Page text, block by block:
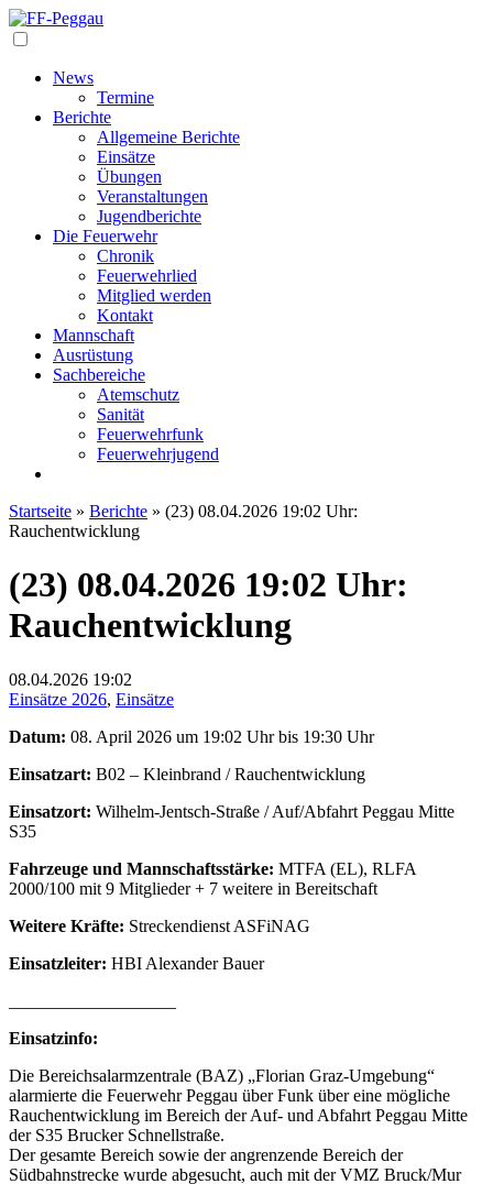
News
Termine
Berichte
Allgemeine Berichte
Einsätze
Übungen
Veranstaltungen
Jugendberichte
Die Feuerwehr
Chronik
Feuerwehrlied
Mitglied werden
Kontakt
Mannschaft
Ausrüstung
Sachbereiche
Atemschutz
Sanität
Feuerwehrfunk
Feuerwehrjugend
Startseite » Berichte » (23) 08.04.2026 19:02 Uhr:
Rauchentwicklung
(23) 08.04.2026 19:02 Uhr:
Rauchentwicklung
08.04.2026 19:02
Einsätze 2026, Einsätze
Datum: 08. April 2026 um 19:02 Uhr bis 19:30 Uhr
Einsatzart: B02 – Kleinbrand / Rauchentwicklung
Einsatzort: Wilhelm-Jentsch-Straße / Auf/Abfahrt Peggau Mitte
S35
Fahrzeuge und Mannschaftsstärke: MTFA (EL), RLFA
2000/100 mit 9 Mitglieder + 7 weitere in Bereitschaft
Weitere Kräfte: Streckendienst ASFiNAG
Einsatzleiter: HBI Alexander Bauer
Einsatzinfo:
Die Bereichsalarmzentrale (BAZ) „Florian Graz-Umgebung“
alarmierte die Feuerwehr Peggau über Funk über eine mögliche
Rauchentwicklung im Bereich der Auf- und Abfahrt Peggau Mitte
der S35 Brucker Schnellstraße.
Der gesamte Bereich sowie der angrenzende Bereich der
Südbahnstrecke wurde abgesucht, auch mit der VMZ Bruck/Mur